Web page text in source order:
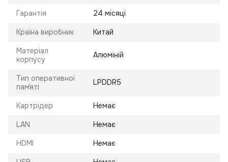
Гарантія 24 місяці
Країна виробник Китай
Матеріал
корпусу
Алюміній
Тип оперативної
пам`яті
LPDDR5
Картрідер Немає
LAN Немає
HDMI Немає